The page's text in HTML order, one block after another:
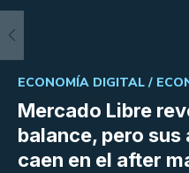
Mercado Libre
balance, pero sus
caen en el after
ECONOMÍA DIGITAL /